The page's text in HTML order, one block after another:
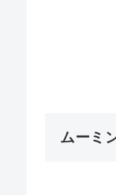
ムーミ